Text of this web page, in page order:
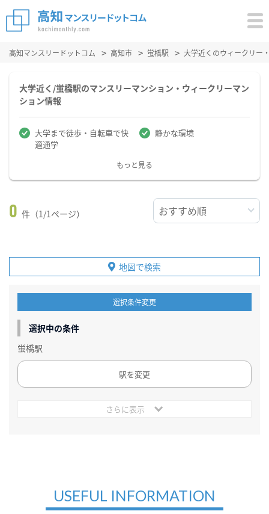
高知マンスリードットコム 高知市 蛍橋駅 大学近くのウィークリー
大学近く/蛍橋駅のマンスリーマンション・ウィークリーマン
ション情報
大学まで徒歩・自転車で快
適通学
静かな環境
もっと見る
0 件（1/1ページ）
地図で検索
選択条件変更
選択中の条件
蛍橋駅
駅を変更
さらに表示
USEFUL INFORMATION